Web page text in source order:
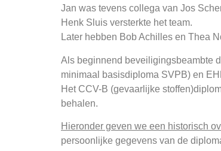
Jan was tevens collega van Jos
Henk Sluis versterkte het team.
Later hebben Bob Achilles en Thea
Als beginnend beveiligingsbeambte
minimaal basisdiploma SVPB) en
Het CCV-B (gevaarlijke
behalen.
Hieronder geven we een historisch
persoonlijke gegevens van de